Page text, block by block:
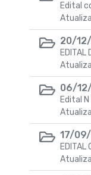
Edital
20/
EDITAL
06/
Edital
17/